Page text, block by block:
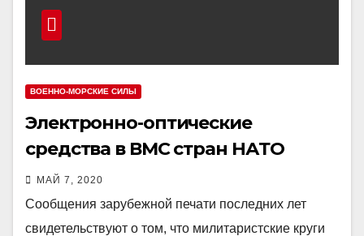
ВОЕННО-МОРСКИЕ СИЛЫ
Электронно-оптические
средства в ВМС стран НАТО
МАЙ 7, 2020
Сообщения зарубежной печати последних лет
свидетельствуют о том, что милитаристские круги